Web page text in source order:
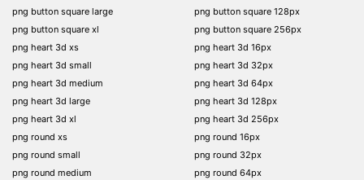
png button square large
png button square xl
png heart 3d xs
png heart 3d small
png heart 3d medium
png heart 3d large
png heart 3d xl
png round xs
png round small
png round medium
png button square 128px
png button square 256px
png heart 3d 16px
png heart 3d 32px
png heart 3d 64px
png heart 3d 128px
png heart 3d 256px
png round 16px
png round 32px
png round 64px